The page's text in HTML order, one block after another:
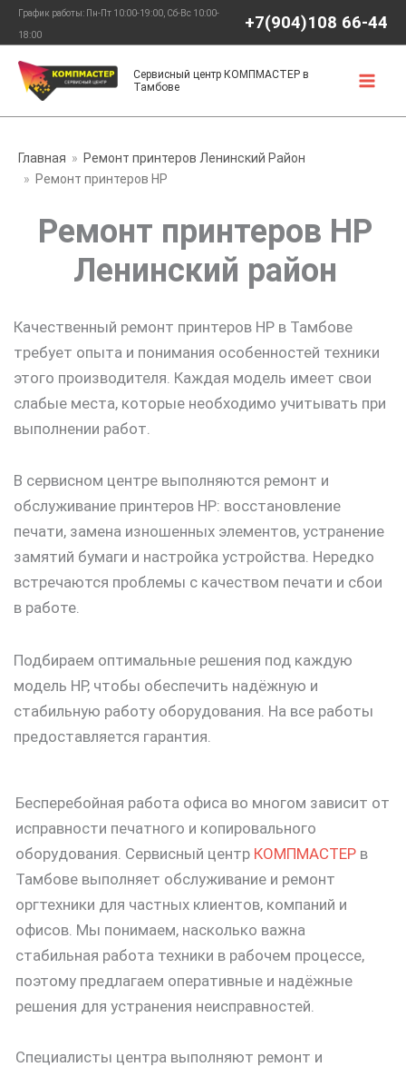
Перейти
содержимому
График работы: Пн-Пт 10:00-19:00, Сб-Вс 10:00-
18:00
+7(904)108 66-44
Сервисный центр КОМПМАСТЕР в
Тамбове
Главная
Ремонт принтеров Ленинский Район
Ремонт принтеров HP
Ремонт принтеров HP
Ленинский район
Качественный ремонт принтеров HP в Тамбове
требует опыта и понимания особенностей техники
этого производителя. Каждая модель имеет свои
слабые места, которые необходимо учитывать при
выполнении работ.
В сервисном центре выполняются ремонт и
обслуживание принтеров HP: восстановление
печати, замена изношенных элементов, устранение
замятий бумаги и настройка устройства. Нередко
встречаются проблемы с качеством печати и сбои
в работе.
Подбираем оптимальные решения под каждую
модель HP, чтобы обеспечить надёжную и
стабильную работу оборудования. На все работы
предоставляется гарантия.
Бесперебойная работа офиса во многом зависит от
исправности печатного и копировального
оборудования. Сервисный центр КОМПМАСТЕР в
Тамбове выполняет обслуживание и ремонт
оргтехники для частных клиентов, компаний и
офисов. Мы понимаем, насколько важна
стабильная работа техники в рабочем процессе,
поэтому предлагаем оперативные и надёжные
решения для устранения неисправностей.
Специалисты центра выполняют ремонт и